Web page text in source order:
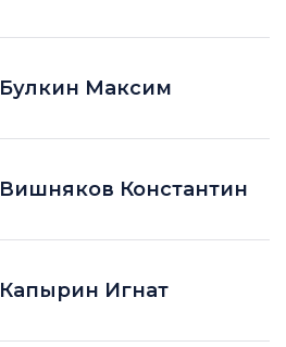
Булкин Максим
Вишняков Константин
Капырин Игнат